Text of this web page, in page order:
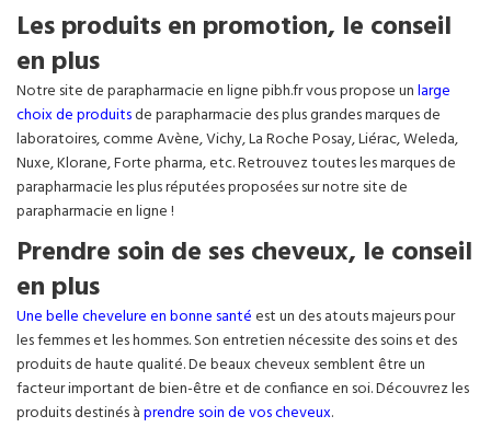
Les produits en promotion, le conseil
en plus
Notre site de parapharmacie en ligne pibh.fr vous propose unlarge
choix de produitsde parapharmacie des plus grandes marques de
laboratoires, comme Avène, Vichy, La Roche Posay, Liérac, Weleda,
Nuxe, Klorane, Forte pharma, etc. Retrouvez toutes les marques de
parapharmacie les plus réputées proposées sur notre site de
parapharmacie en ligne !
Prendre soin de ses cheveux, le conseil
en plus
Une belle chevelure en bonne santéest un des atouts majeurs pour
les femmes et les hommes. Son entretien nécessite des soins et des
produits de haute qualité. De beaux cheveux semblent être un
facteur important de bien-être et de confiance en soi. Découvrez les
produits destinés àprendre soin de vos cheveux.